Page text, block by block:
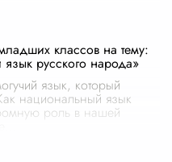
классов на тему:
русского народа»
язык, который
национальный язык
роль в нашей